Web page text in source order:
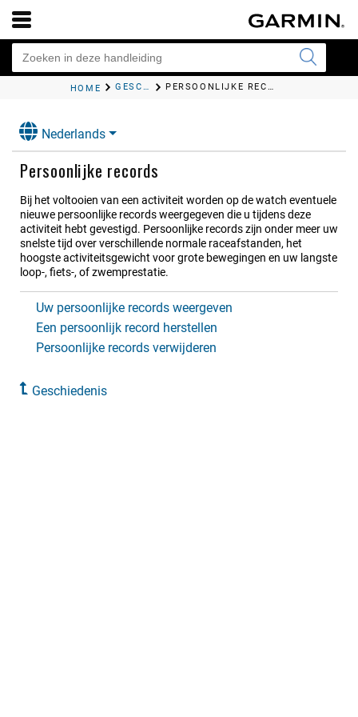
HOME GESCHIEDENIS PERSOONLIJKE RECORDS
Nederlands
Persoonlijke records
Bij het voltooien van een activiteit worden op de watch eventuele
nieuwe persoonlijke records weergegeven die u tijdens deze
activiteit hebt gevestigd. Persoonlijke records zijn onder meer uw
snelste tijd over verschillende normale raceafstanden, het
hoogste activiteitsgewicht voor grote bewegingen en uw langste
loop-, fiets-, of zwemprestatie.
Uw persoonlijke records weergeven
Een persoonlijk record herstellen
Persoonlijke records verwijderen
Geschiedenis